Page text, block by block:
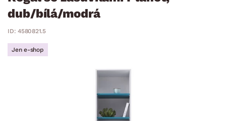
dub/bílá/modrá
ID: 4580821.5
Jen e-shop